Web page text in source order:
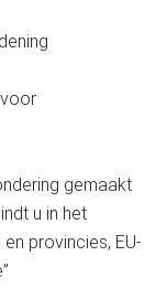
gemaakt
u in het
provincies, EU-